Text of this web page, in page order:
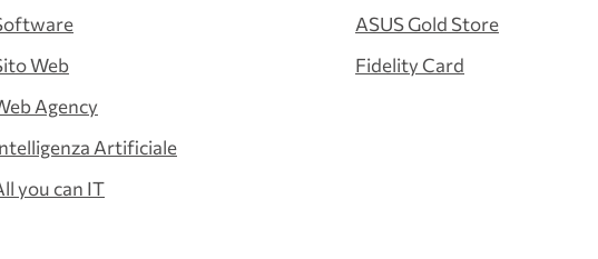
Web
Agency
Artificiale
you can IT
ASUS Gold Store
Fidelity Card